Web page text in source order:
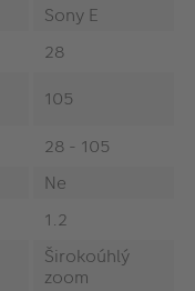
Sony E
28
105
28 - 105
Ne
1.2
Širokoúhlý
zoom